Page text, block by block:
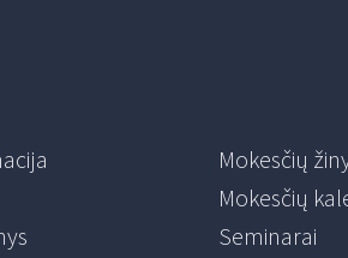
Mokesčių
Mokesčių
Seminarai